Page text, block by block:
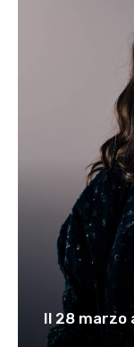
Il 28 marzo